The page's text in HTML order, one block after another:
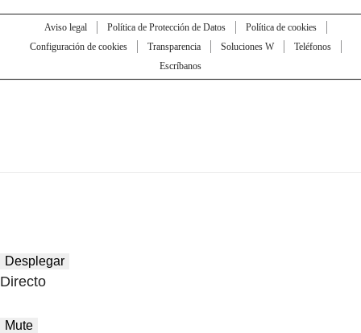
Aviso legal Política de Protección de Datos
Política de cookies
Configuración de cookies
Transparencia Soluciones W
Teléfonos
Escríbanos
Desplegar
Directo
Mute